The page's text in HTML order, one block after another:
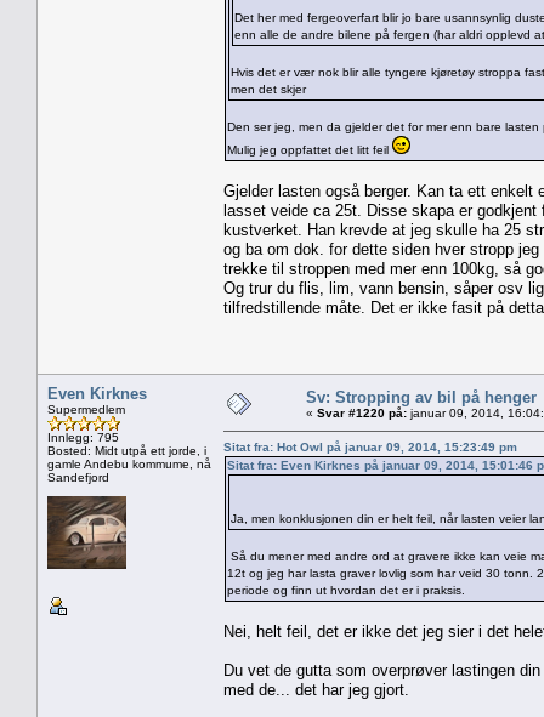
Det her med fergeoverfart blir jo bare usannsynlig
enn alle de andre bilene på fergen (har aldri opplevd
Hvis det er vær nok blir alle tyngere kjøretøy stroppa
men det skjer
Den ser jeg, men da gjelder det for mer enn bare
Mulig jeg oppfattet det litt feil
Gjelder lasten også berger. Kan ta ett
lasset veide ca 25t. Disse skapa er
kustverket. Han krevde at jeg skulle ha 25
og ba om dok. for dette siden hver stropp
trekke til stroppen med mer enn 100kg, så
Og trur du flis, lim, vann bensin, såper osv
tilfredstillende måte. Det er ikke fasit på detta
Even Kirknes
Supermedlem
Innlegg: 795
Bosted: Midt utpå ett jorde, i
gamle Andebu kommume, nå
Sandefjord
Sv: Stropping av bil på henger
« Svar #1220 på: januar 09, 2014,
Sitat fra: Hot Owl på januar 09, 2014, 15:23:49 pm
Sitat fra: Even Kirknes på januar 09, 2014, 15:01:46
Ja, men konklusjonen din er helt feil, når lasten veier
Så du mener med andre ord at gravere ikke kan veie
12t og jeg har lasta graver lovlig som har veid 30 tonn.
periode og finn ut hvordan det er i praksis.
Nei, helt feil, det er ikke det jeg sier i det
Du vet de gutta som overprøver lastingen
med de... det har jeg gjort.